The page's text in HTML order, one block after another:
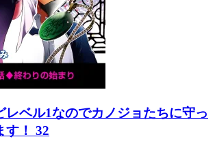
レベル1なのでカノジョたちに守っ
す！ 32